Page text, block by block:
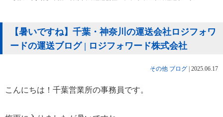
【暑いですね】千葉・神奈川の運送会社ロジフォワ
ードの運送ブログ | ロジフォワード株式会社
その他 ブログ 2025.06.17
こんにちは！千葉営業所の事務員です。